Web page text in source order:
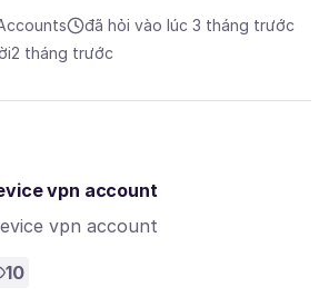
đã hỏi vào lúc 3 tháng trước
2 tháng trước
vpn account
vpn account
10